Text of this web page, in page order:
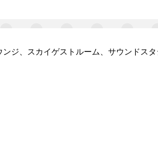
ジ、スカイゲストルーム、サウンドス